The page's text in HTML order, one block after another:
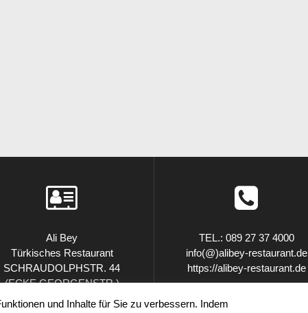
Ali Bey
Türkisches Restaurant
SCHRAUDOLPHSTR. 44
(ECKE GEORGENSTR.)
80799 MÜNCHEN
TEL.: 089 27 37 4000
info(@)alibey-restaurant.de
https://alibey-restaurant.de
und Inhalte für Sie zu verbessern. Indem